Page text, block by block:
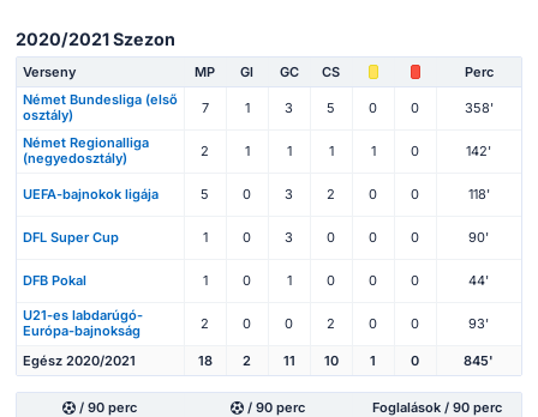
2020/2021 Szezon
Verseny MP Gl GC CS
Perc
Német Bundesliga (első
osztály)
7 1 3 5 0 0 358'
Német Regionalliga
(negyedosztály)
2 1 1 1 1 0 142'
UEFA-bajnokok ligája 5 0 3 2 0 0 118'
DFL Super Cup 1 0 3 0 0 0 90'
DFB Pokal 1 0 1 0 0 0 44'
U21-es labdarúgó-
Európa-bajnokság
2 0 0 2 0 0 93'
Egész 2020/2021 18 2 11 10 1 0 845'
/ 90 perc / 90 perc Foglalások / 90 perc